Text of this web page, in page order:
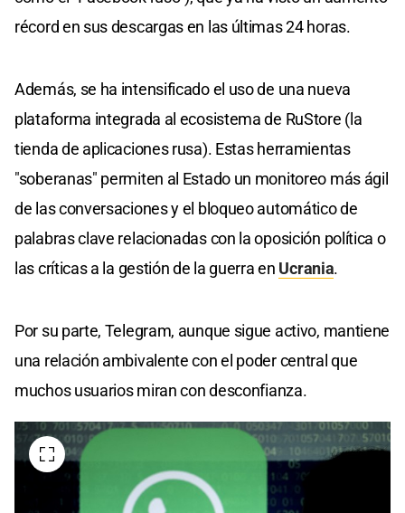
récord en sus descargas en las últimas 24 horas.
Además, se ha intensificado el uso de una nueva
plataforma integrada al ecosistema de RuStore (la
tienda de aplicaciones rusa). Estas herramientas
"soberanas" permiten al Estado un monitoreo más ágil
de las conversaciones y el bloqueo automático de
palabras clave relacionadas con la oposición política o
las críticas a la gestión de la guerra en Ucrania.
Por su parte, Telegram, aunque sigue activo, mantiene
una relación ambivalente con el poder central que
muchos usuarios miran con desconfianza.